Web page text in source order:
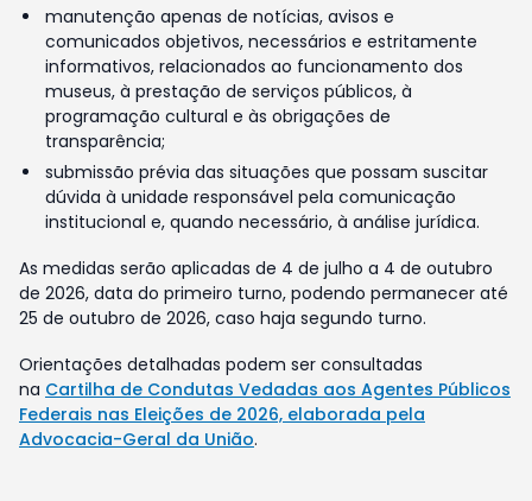
manutenção apenas de notícias, avisos e
comunicados objetivos, necessários e estritamente
informativos, relacionados ao funcionamento dos
museus, à prestação de serviços públicos, à
programação cultural e às obrigações de
transparência;
submissão prévia das situações que possam suscitar
dúvida à unidade responsável pela comunicação
institucional e, quando necessário, à análise jurídica.
As medidas serão aplicadas de 4 de julho a 4 de outubro
de 2026, data do primeiro turno, podendo permanecer até
25 de outubro de 2026, caso haja segundo turno.
Orientações detalhadas podem ser consultadas
na Cartilha de Condutas Vedadas aos Agentes Públicos
Federais nas Eleições de 2026, elaborada pela
Advocacia-Geral da União.